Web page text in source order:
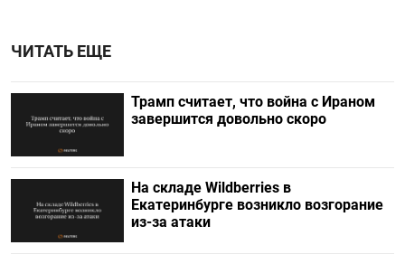
ЧИТАТЬ ЕЩЕ
Трамп считает, что война с Ираном
завершится довольно скоро
На складе Wildberries в
Екатеринбурге возникло возгорание
из-за атаки